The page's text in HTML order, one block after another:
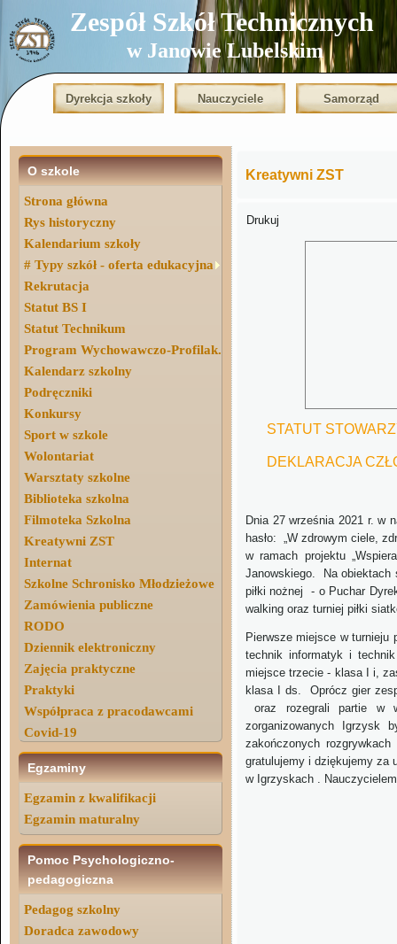
Zespół Szkół Technicznych
w Janowie Lubelskim
Dyrekcja szkoły Nauczyciele Samorząd
O szkole
Strona główna
Rys historyczny
Kalendarium szkoły
# Typy szkół - oferta edukacyjna
Rekrutacja
Statut BS I
Statut Technikum
Program Wychowawczo-Profilak.
Kalendarz szkolny
Podręczniki
Konkursy
Sport w szkole
Wolontariat
Warsztaty szkolne
Biblioteka szkolna
Filmoteka Szkolna
Kreatywni ZST
Internat
Szkolne Schronisko Młodzieżowe
Zamówienia publiczne
RODO
Dziennik elektroniczny
Zajęcia praktyczne
Praktyki
Współpraca z pracodawcami
Covid-19
Egzaminy
Egzamin z kwalifikacji
Egzamin maturalny
Pomoc Psychologiczno-
pedagogiczna
Pedagog szkolny
Doradca zawodowy
Kreatywni ZST
Drukuj
STATUT
DEKLARACJA
Dnia 27 września 2021 r. w
hasło: „W zdrowym ciele,
w ramach projektu
Janowskiego. Na obiektach
piłki nożnej - o Puchar
walking oraz turniej piłki
Pierwsze miejsce w
technik informatyk i
miejsce trzecie - klasa I i,
klasa I ds. Oprócz gier
oraz rozegrali partie w
zorganizowanych Igrzysk
zakończonych
gratulujemy i dziękujemy za
w Igrzyskach .